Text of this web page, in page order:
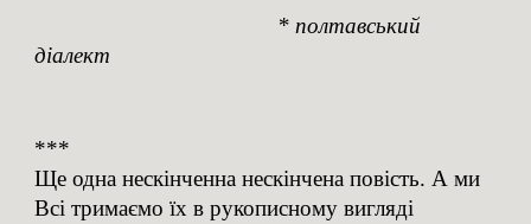
* полтавський
діалект
***
Ще одна нескінченна нескінчена повість. А ми
Всі тримаємо їх в рукописному вигляді